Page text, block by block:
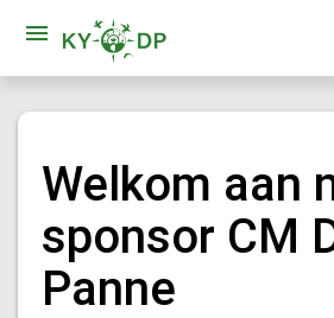
Welkom aan
sponsor CM
Panne